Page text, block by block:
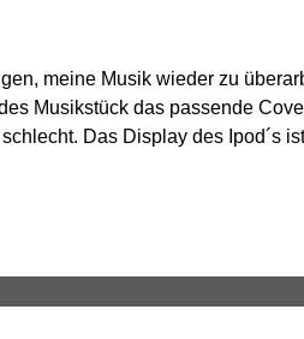
meine Musik wieder zu
Musikstück das passende
Das Display des Ipod´s